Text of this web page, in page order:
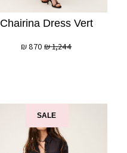
Chairina Dress Vert
1,244
₪
870
₪
SALE